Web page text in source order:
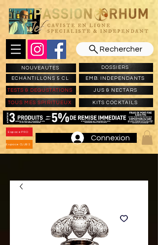
Rechercher
NOUVEAUTES
ECHANTILLONS 5 CL
DOSSIERS
EMB. INDEPENDANTS
TESTS & DEGUSTATIONS JUS & NECTARS
TOUS MES SPIRITUEUX KITS COCKTAILS
Espace PRO
Espace CLUBS
Connexion